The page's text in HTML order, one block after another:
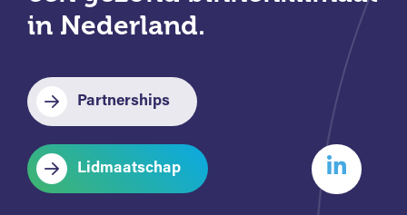
in Nederland.
Partnerships
Lidmaatschap